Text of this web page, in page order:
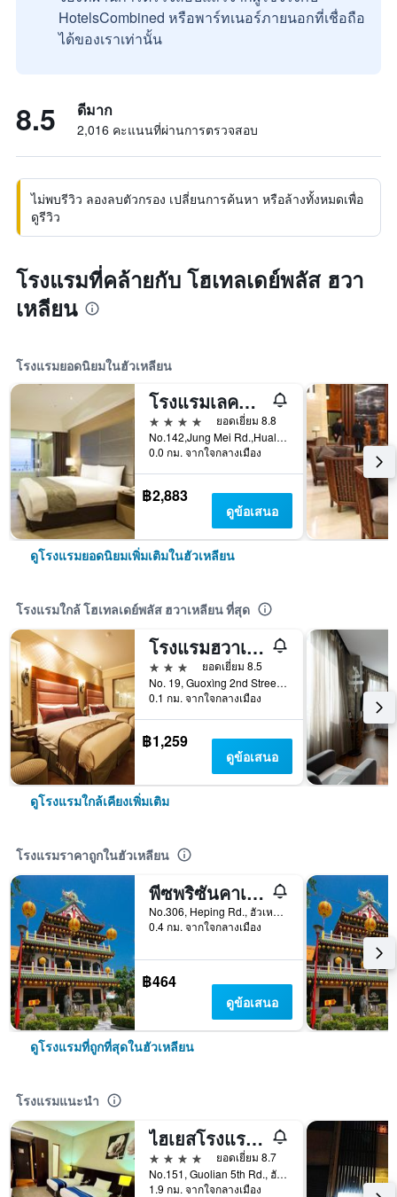
HotelsCombined หรือพาร์ทเนอร์ภายนอกที่เชื่อถือ
ได้ของเราเท่านั้น
8.5 ดีมาก
2,016 คะแนนที่ผ่านการตรวจสอบ
ไม่พบรีวิว ลองลบตัวกรอง เปลี่ยนการค้นหา หรือล้างทั้งหมดเพื่อ
ดูรีวิว
โรงแรมที่คล้ายกับ โฮเทลเดย์พลัส ฮวา
เหลียน
โรงแรมยอดนิยมในฮัวเหลียน
โรงแรมเลคชอร์ ฮวาเหลียน
4 ดาว
ยอดเยี่ยม 8.8
No.142,Jung Mei Rd.,Hualien City, ฮัวเหลียน, ไต้หวัน
0.0 กม. จากใจกลางเมือง
฿2,883
ดูข้อเสนอ
ดูโรงแรมยอดนิยมเพิ่มเติมในฮัวเหลียน
โรงแรมใกล้ โฮเทลเดย์พลัส ฮวาเหลียน ที่สุด
โรงแรมฮวาเหลียน ชาร์มิ่งซิตี้
3 ดาว
ยอดเยี่ยม 8.5
No. 19, Guoxìng 2nd Street, ฮัวเหลียน, ไต้หวัน
0.1 กม. จากใจกลางเมือง
฿1,259
ดูข้อเสนอ
ดูโรงแรมใกล้เคียงเพิ่มเติม
โรงแรมราคาถูกในฮัวเหลียน
พีซพริซันคาเฟ่อินน์
No.306, Heping Rd., ฮัวเหลียน, ไต้หวัน
0.4 กม. จากใจกลางเมือง
฿464
ดูข้อเสนอ
ดูโรงแรมที่ถูกที่สุดในฮัวเหลียน
โรงแรมแนะนำ
ไฮเยสโรงแรม - หัวเหลียน
4 ดาว
ยอดเยี่ยม 8.7
No.151, Guolian 5th Rd., ฮัวเหลียน, ไต้หวัน
1.9 กม. จากใจกลางเมือง